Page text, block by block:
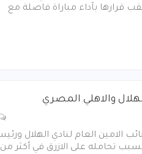
قرارها بآداء مباراة فاصلة مع
والاهلي المصري
الامين العام لنادي الهلال
تحامله على الازرق في أكثر من